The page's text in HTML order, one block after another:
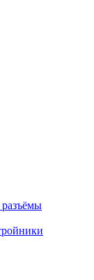
разъёмы